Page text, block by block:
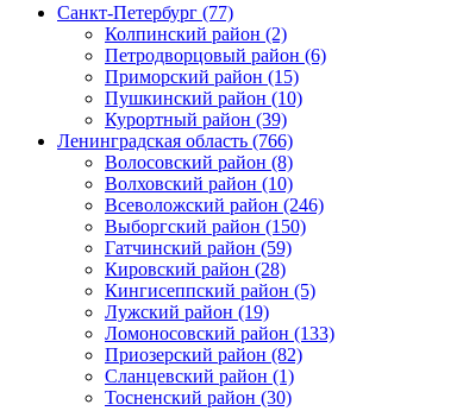
Санкт-Петербург (77)
Колпинский район (2)
Петродворцовый район (6)
Приморский район (15)
Пушкинский район (10)
Курортный район (39)
Ленинградская область (766)
Волосовский район (8)
Волховский район (10)
Всеволожский район (246)
Выборгский район (150)
Гатчинский район (59)
Кировский район (28)
Кингисеппский район (5)
Лужский район (19)
Ломоносовский район (133)
Приозерский район (82)
Сланцевский район (1)
Тосненский район (30)